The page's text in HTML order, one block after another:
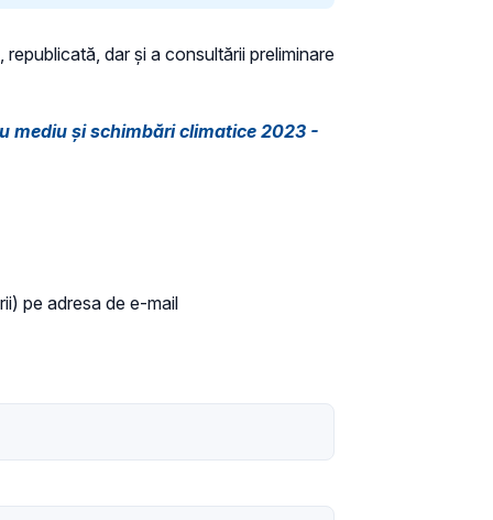
dar și a consultării preliminare
mediu și schimbări climatice 2023 -
pe adresa de e-mail